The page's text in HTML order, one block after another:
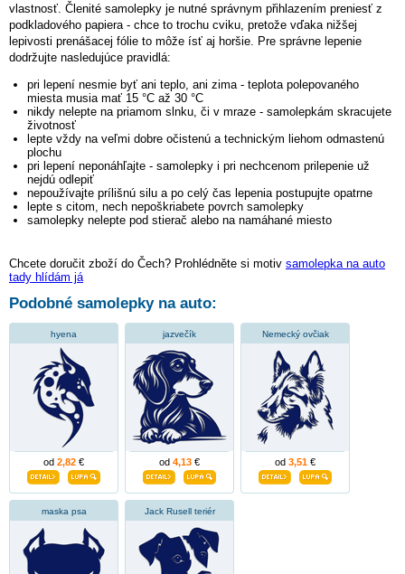
vlastnosť. Členité samolepky je nutné správnym přihlazením preniesť z
podkladového papiera - chce to trochu cviku, pretože vďaka nižšej
lepivosti prenášacej fólie to môže ísť aj horšie. Pre správne lepenie
dodržujte nasledujúce pravidlá:
pri lepení nesmie byť ani teplo, ani zima - teplota polepovaného
miesta musia mať 15 °C až 30 °C
nikdy nelepte na priamom slnku, či v mraze - samolepkám skracujete
životnosť
lepte vždy na veľmi dobre očistenú a technickým liehom odmastenú
plochu
pri lepení neponáhľajte - samolepky i pri nechcenom prilepenie už
nejdú odlepiť
nepoužívajte prílišnú silu a po celý čas lepenia postupujte opatrne
lepte s citom, nech nepoškriabete povrch samolepky
samolepky nelepte pod stierač alebo na namáhané miesto
Chcete doručit zboží do Čech? Prohlédněte si motiv samolepka na auto
tady hlídám já
Podobné samolepky na auto:
hyena
od 2,82 €
jazvečík
od 4,13 €
Nemecký ovčiak
od 3,51 €
maska psa Jack Rusell teriér